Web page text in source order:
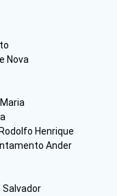
Nova
Henrique
Ander
Salvador